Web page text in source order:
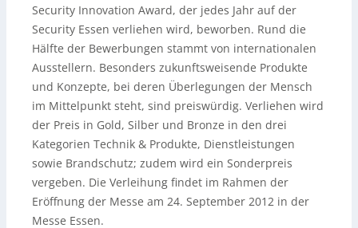
Security Innovation Award, der jedes Jahr auf der
Security Essen verliehen wird, beworben. Rund die
Hälfte der Bewerbungen stammt von internationalen
Ausstellern. Besonders zukunftsweisende Produkte
und Konzepte, bei deren Überlegungen der Mensch
im Mittelpunkt steht, sind preiswürdig. Verliehen wird
der Preis in Gold, Silber und Bronze in den drei
Kategorien Technik & Produkte, Dienstleistungen
sowie Brandschutz; zudem wird ein Sonderpreis
vergeben. Die Verleihung findet im Rahmen der
Eröffnung der Messe am 24. September 2012 in der
Messe Essen.